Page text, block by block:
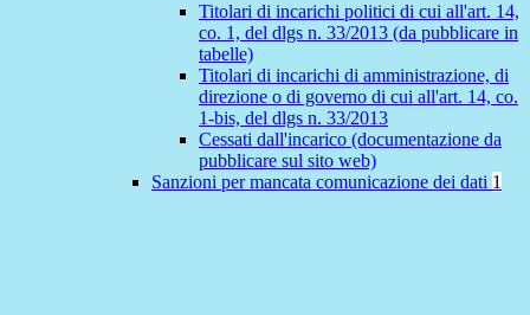
Titolari di incarichi politici di cui all'art. 14,
co. 1, del dlgs n. 33/2013 (da pubblicare in
tabelle)
Titolari di incarichi di amministrazione, di
direzione o di governo di cui all'art. 14, co.
1-bis, del dlgs n. 33/2013
Cessati dall'incarico (documentazione da
pubblicare sul sito web)
Sanzioni per mancata comunicazione dei dati 1